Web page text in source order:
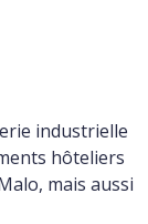
industrielle
hôteliers
mais aussi